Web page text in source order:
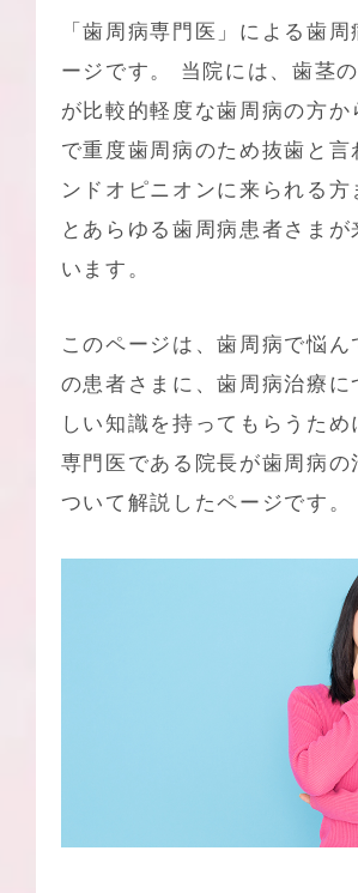
「歯周病専門医」による歯
ージです。 当院には、歯茎
が比較的軽度な歯周病の方か
で重度歯周病のため抜歯と言
ンドオピニオンに来られる方
とあらゆる歯周病患者さまが
います。
このページは、歯周病で悩ん
の患者さまに、歯周病治療に
しい知識を持ってもらうため
専門医である院長が歯周病の
ついて解説したページです。